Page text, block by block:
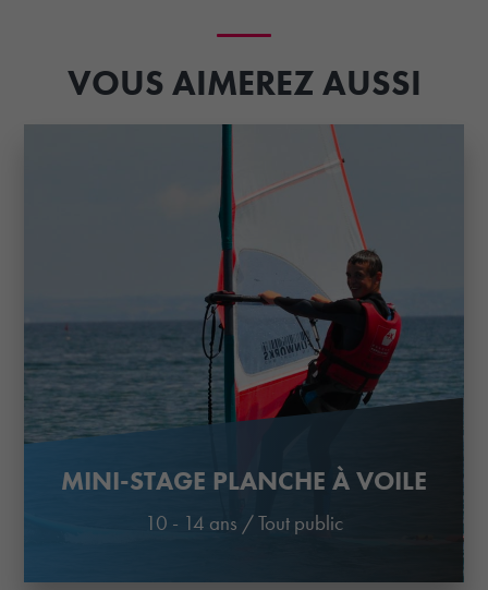
VOUS AIMEREZ AUSSI
MINI-STAGE PLANCHE À VOILE
10 - 14 ans /Tout public